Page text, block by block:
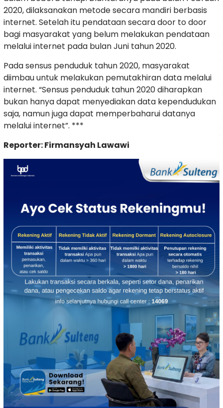
2020, dilaksanakan metode secara mandiri berbasis
internet. Setelah itu pendataan secara door to door
bagi masyarakat yang belum melakukan pendataan
melalui internet pada bulan Juni tahun 2020.
Pada sensus penduduk tahun 2020, masyarakat
diimbau untuk melakukan pemutakhiran data melalui
internet. “Sensus penduduk tahun 2020 diharapkan
bukan hanya dapat menyediakan data kependudukan
saja, namun juga dapat memperbaharui datanya
melalui internet”. ***
Reporter: Firmansyah Lawawi